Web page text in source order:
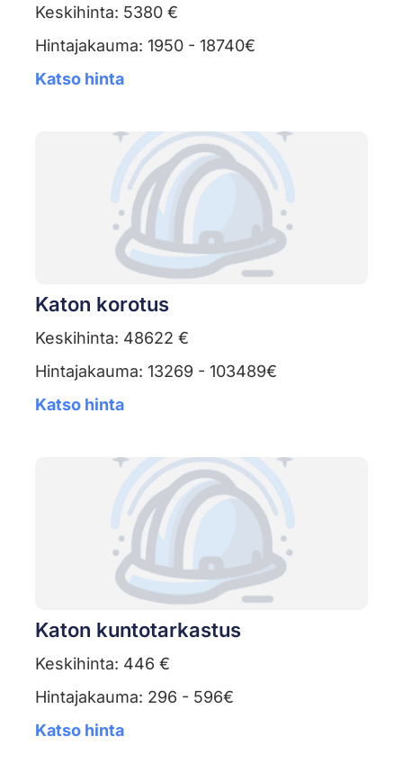
Keskihinta: 5380 €
Hintajakauma: 1950 - 18740€
Katso hinta
Katon korotus
Keskihinta: 48622 €
Hintajakauma: 13269 - 103489€
Katso hinta
Katon kuntotarkastus
Keskihinta: 446 €
Hintajakauma: 296 - 596€
Katso hinta